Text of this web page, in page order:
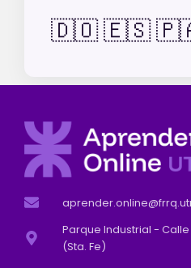
🇩🇴 🇪🇸
Parque Industrial - Calle
(Sta. Fe)